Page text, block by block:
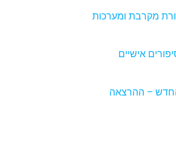
לתקשורת מקרבת ומערכות
סיפורים אישיים
– ההרצאה